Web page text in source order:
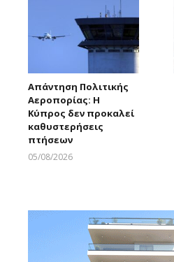
Απάντηση Πολιτικής
Αεροπορίας: Η
Κύπρος δεν προκαλεί
καθυστερήσεις
πτήσεων
05/08/2026